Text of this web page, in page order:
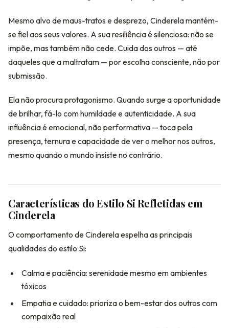
Mesmo alvo de maus-tratos e desprezo, Cinderela mantém-
se fiel aos seus valores. A sua resiliência é silenciosa: não se
impõe, mas também não cede. Cuida dos outros — até
daqueles que a maltratam — por escolha consciente, não por
submissão.
Ela não procura protagonismo. Quando surge a oportunidade
de brilhar, fá-lo com humildade e autenticidade. A sua
influência é emocional, não performativa — toca pela
presença, ternura e capacidade de ver o melhor nos outros,
mesmo quando o mundo insiste no contrário.
Características do Estilo Si Refletidas em
Cinderela
O comportamento de Cinderela espelha as principais
qualidades do estilo Si:
Calma e paciência: serenidade mesmo em ambientes
tóxicos
Empatia e cuidado: prioriza o bem-estar dos outros com
compaixão real